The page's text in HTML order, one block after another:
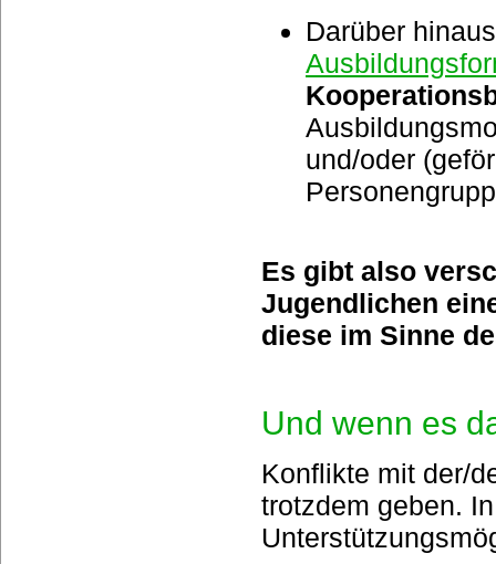
Darüber
und/oder
Es gibt also
Jugendlichen
diese im Sinne
Und wenn es
Konflikte mit der/
trotzdem geben.